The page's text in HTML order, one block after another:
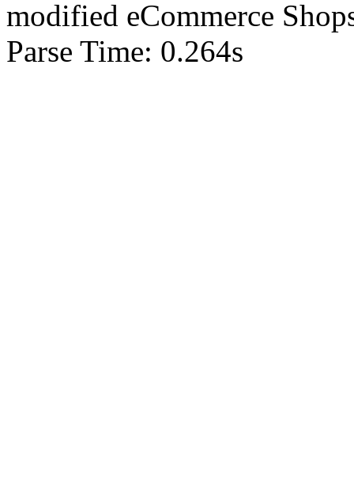
modified eCommerce
Parse Time: 0.264s